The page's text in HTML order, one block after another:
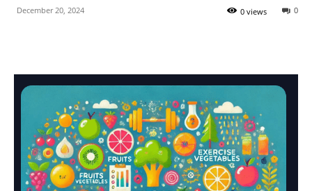
December 20, 2024 0
0 views